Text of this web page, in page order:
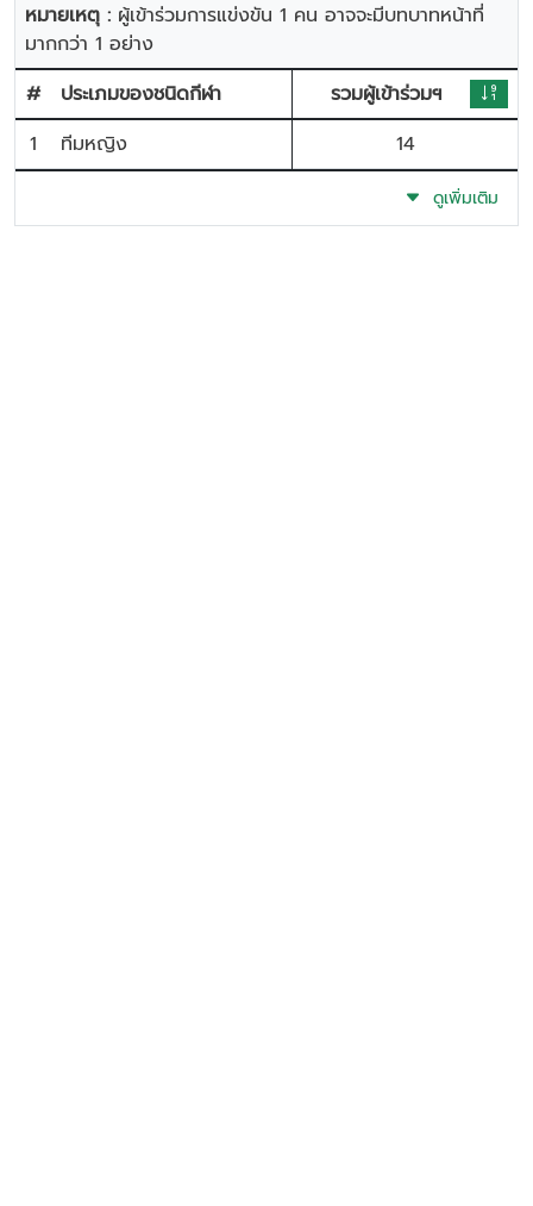
หมายเหตุ : ผู้เข้าร่วมการแข่งขัน 1 คน อาจจะมีบทบาทหน้าที่
มากกว่า 1 อย่าง
#
ประเภมของชนิดกีฬา
รวมผู้เข้าร่วมฯ
1
ทีมหญิง 14
ดูเพิ่มเติม